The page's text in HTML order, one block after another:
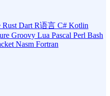
Rust Dart R语言 C# Kotlin
Groovy Lua Pascal Perl Bash
Nasm Fortran